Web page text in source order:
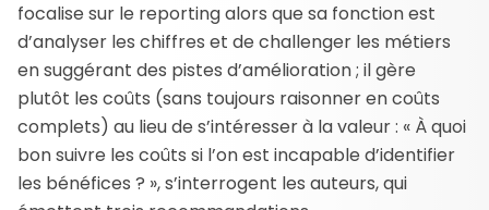
focalise sur le reporting alors que sa fonction est
d’analyser les chiffres et de challenger les métiers
en suggérant des pistes d’amélioration ; il gère
plutôt les coûts (sans toujours raisonner en coûts
complets) au lieu de s’intéresser à la valeur : « À quoi
bon suivre les coûts si l’on est incapable d’identifier
les bénéfices ? », s’interrogent les auteurs, qui